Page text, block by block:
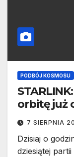
PODBÓJ KOSMOSU
orbitę już
7 SIERPNIA
Dzisiaj o
dziesiątej